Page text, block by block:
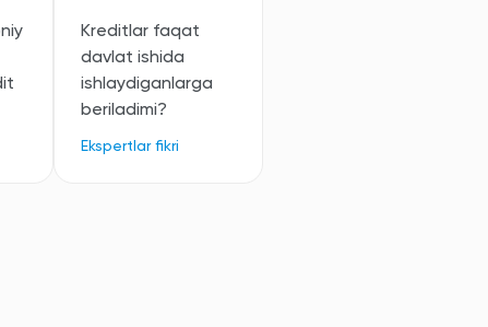
Kreditlar faqat
davlat ishida
ishlaydiganlarga
beriladimi?
Ekspertlar fikri